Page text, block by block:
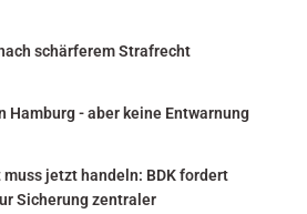
schärferem Strafrecht
Hamburg - aber keine Entwarnung
jetzt handeln: BDK fordert
Sicherung zentraler